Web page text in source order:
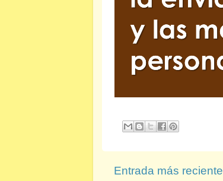
Entrada más reciente